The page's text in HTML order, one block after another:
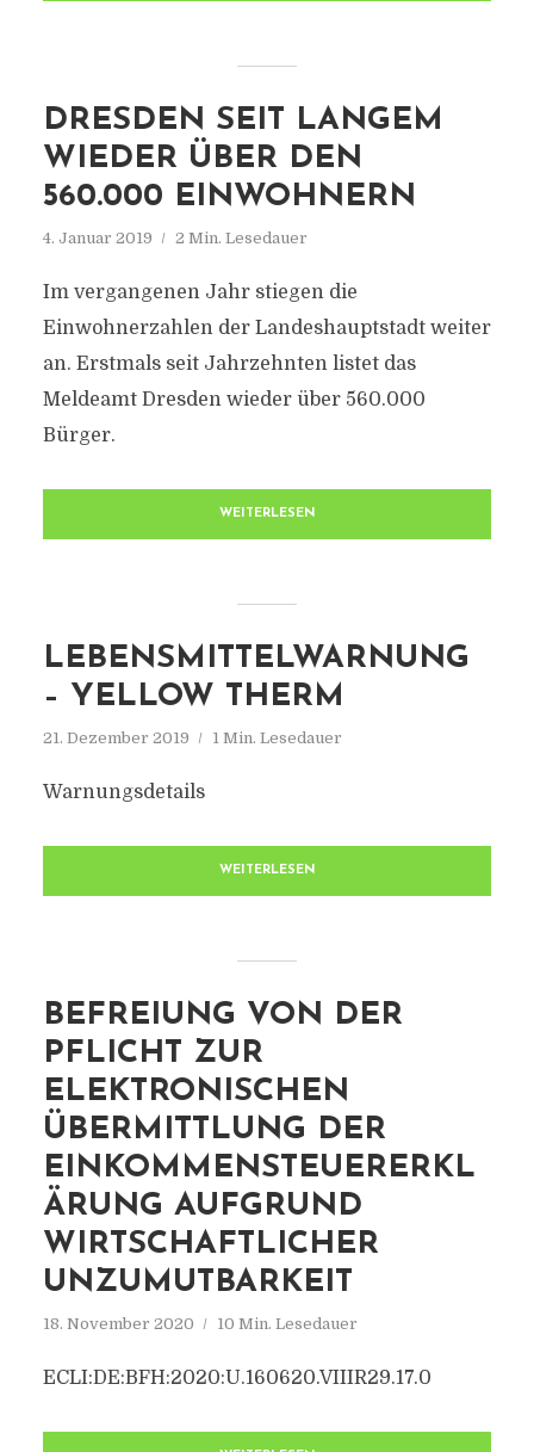
DRESDEN SEIT LANGEM
WIEDER ÜBER DEN
560.000 EINWOHNERN
4. Januar 2019 2 Min. Lesedauer
Im vergangenen Jahr stiegen die
Einwohnerzahlen der Landeshauptstadt weiter
an. Erstmals seit Jahrzehnten listet das
Meldeamt Dresden wieder über 560.000
Bürger.
WEITERLESEN
LEBENSMITTELWARNUNG
– YELLOW THERM
21. Dezember 2019 1 Min. Lesedauer
Warnungsdetails
WEITERLESEN
BEFREIUNG VON DER
PFLICHT ZUR
ELEKTRONISCHEN
ÜBERMITTLUNG DER
EINKOMMENSTEUERERKL
ÄRUNG AUFGRUND
WIRTSCHAFTLICHER
UNZUMUTBARKEIT
18. November 2020 10 Min. Lesedauer
ECLI:DE:BFH:2020:U.160620.VIIIR29.17.0